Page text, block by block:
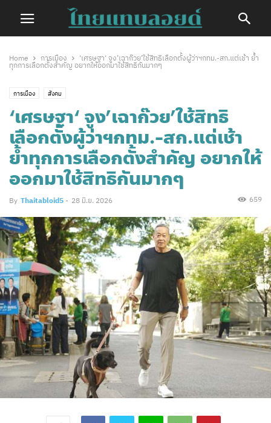
Home การเมือง
‘เศรษฐา‘ จูง’เฉาก๊วย’ใช้สิทธิเลือกตั้งผู้ว่าฯกทม.-สก.แต่เช้า ย้ำ
ทุกการเลือกตั้งสำคัญ อยากให้ออกมาใช้สิทธิกันมากๆ
การเมือง สังคม
‘เศรษฐา‘ จูง’เฉาก๊วย’ใช้สิทธิ
เลือกตั้งผู้ว่าฯกทม.-สก.แต่เช้า
ย้ำทุกการเลือกตั้งสำคัญ อยากให้
ออกมาใช้สิทธิกันมากๆ
By Thaitabloid5 - 28 มิ.ย. 2026 659